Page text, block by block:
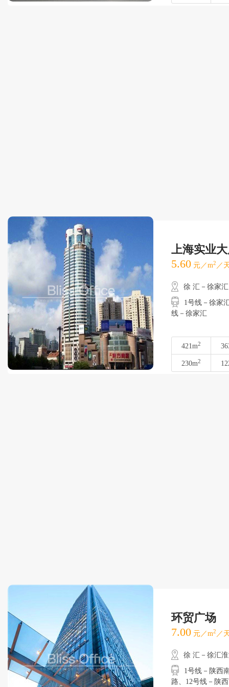
上海实业
5.60 元／m2 ／
徐 汇－徐家汇
1号线－徐家汇
线－徐家汇
421m2
230m2
环贸广场
7.00 元／m2 ／
徐 汇－徐汇
1号线－陕西南
路、12号线－陕